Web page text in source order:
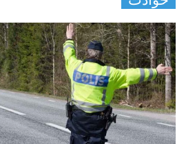
ح
ة
ا
ل
س
ا
ب
ح
ة
ا
ل
ت
ا
ل